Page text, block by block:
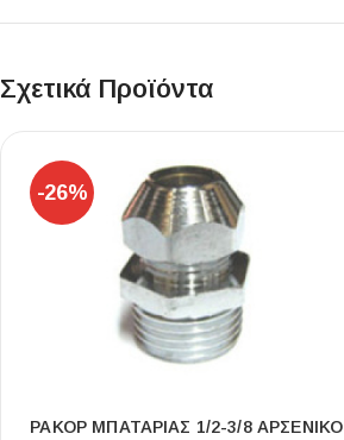
Επένδυσης Τοίχου
Ειδικά Τεμάχια
Σχετικά Προϊόντα
-26%
ΡΑΚΟΡ ΜΠΑΤΑΡΙΑΣ 1/2-3/8 ΑΡΣΕΝΙΚΟ